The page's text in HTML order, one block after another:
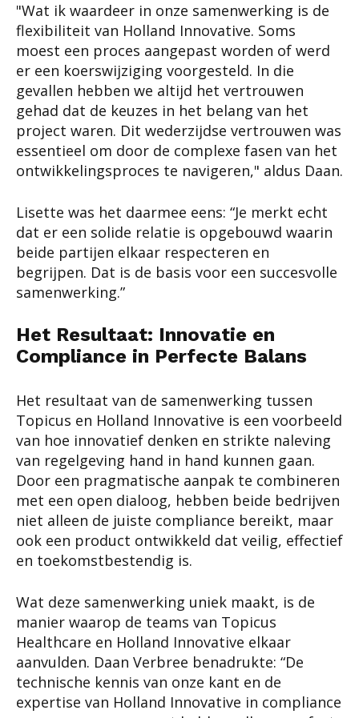
"Wat ik waardeer in onze samenwerking is de
flexibiliteit van Holland Innovative. Soms
moest een proces aangepast worden of werd
er een koerswijziging voorgesteld. In die
gevallen hebben we altijd het vertrouwen
gehad dat de keuzes in het belang van het
project waren. Dit wederzijdse vertrouwen was
essentieel om door de complexe fasen van het
ontwikkelingsproces te navigeren," aldus Daan.
Lisette was het daarmee eens: “Je merkt echt
dat er een solide relatie is opgebouwd waarin
beide partijen elkaar respecteren en
begrijpen. Dat is de basis voor een succesvolle
samenwerking.”
Het Resultaat: Innovatie en
Compliance in Perfecte Balans
Het resultaat van de samenwerking tussen
Topicus en Holland Innovative is een voorbeeld
van hoe innovatief denken en strikte naleving
van regelgeving hand in hand kunnen gaan.
Door een pragmatische aanpak te combineren
met een open dialoog, hebben beide bedrijven
niet alleen de juiste compliance bereikt, maar
ook een product ontwikkeld dat veilig, effectief
en toekomstbestendig is.
Wat deze samenwerking uniek maakt, is de
manier waarop de teams van Topicus
Healthcare en Holland Innovative elkaar
aanvulden. Daan Verbree benadrukte: “De
technische kennis van onze kant en de
expertise van Holland Innovative in compliance